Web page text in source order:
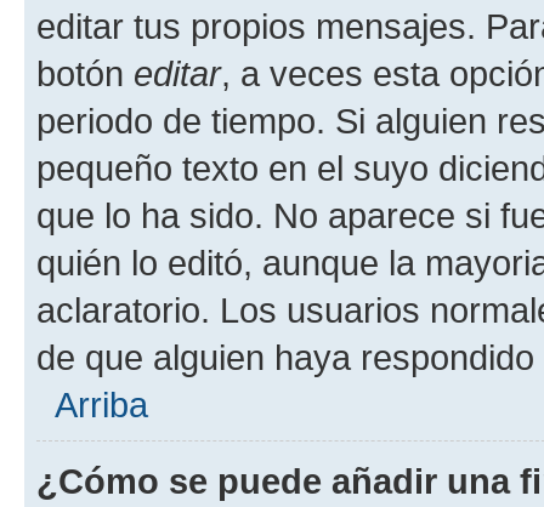
editar tus propios mensajes.
botón editar, a veces esta
periodo de tiempo. Si alguien
pequeño texto en el suyo
que lo ha sido. No aparece si
quién lo editó, aunque la
aclaratorio. Los usuarios
de que alguien haya
Arriba
¿Cómo se puede añadir una